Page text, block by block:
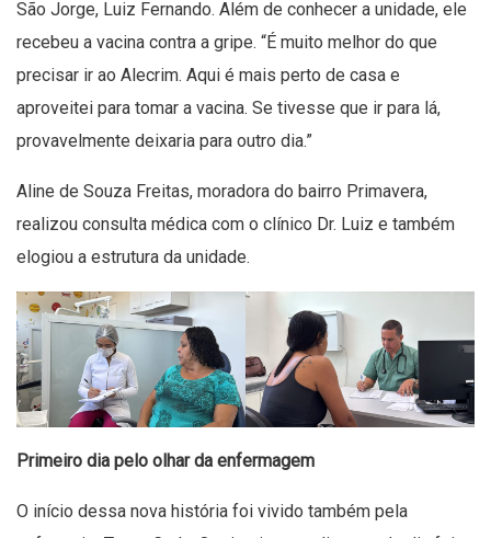
São Jorge, Luiz Fernando. Além de conhecer a unidade, ele
recebeu a vacina contra a gripe. “É muito melhor do que
precisar ir ao Alecrim. Aqui é mais perto de casa e
aproveitei para tomar a vacina. Se tivesse que ir para lá,
provavelmente deixaria para outro dia.”
Aline de Souza Freitas, moradora do bairro Primavera,
realizou consulta médica com o clínico Dr. Luiz e também
elogiou a estrutura da unidade.
Primeiro dia pelo olhar da enfermagem
O início dessa nova história foi vivido também pela